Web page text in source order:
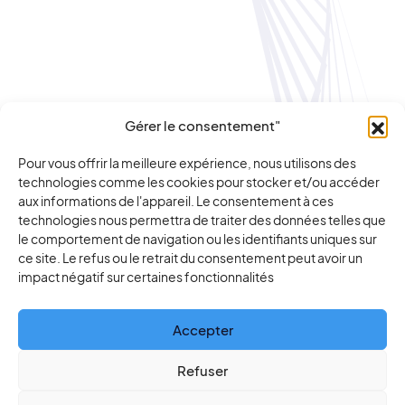
Gérer le consentement"
Pour vous offrir la meilleure expérience, nous utilisons des
technologies comme les cookies pour stocker et/ou accéder
aux informations de l'appareil. Le consentement à ces
technologies nous permettra de traiter des données telles que
le comportement de navigation ou les identifiants uniques sur
ce site. Le refus ou le retrait du consentement peut avoir un
impact négatif sur certaines fonctionnalités
Accepter
Refuser